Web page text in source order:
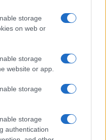
storage
on web or
storage
website or app.
storage
storage
authentication
a Catania, ma il tour
e Alfa: Olbia ombelico del
Maddalena, la vicesindaco:
per visita privata̶…